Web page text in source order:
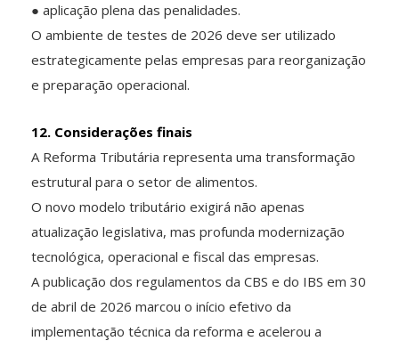
● aplicação plena das penalidades.
O ambiente de testes de 2026 deve ser utilizado
estrategicamente pelas empresas para reorganização
e preparação operacional.
12. Considerações finais
A Reforma Tributária representa uma transformação
estrutural para o setor de alimentos.
O novo modelo tributário exigirá não apenas
atualização legislativa, mas profunda modernização
tecnológica, operacional e fiscal das empresas.
A publicação dos regulamentos da CBS e do IBS em 30
de abril de 2026 marcou o início efetivo da
implementação técnica da reforma e acelerou a